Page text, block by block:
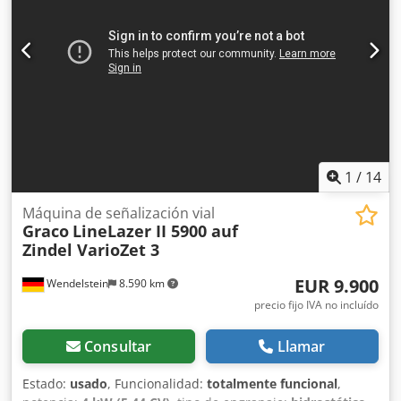
1 / 14
Wendelstein 8.590 km
Máquina de señalización vial
Graco LineLazer II 5900 auf
Zindel VarioZet 3
EUR 9.900
precio fijo IVA no incluído
Consultar Llamar
Estado: usado, Funcionalidad: totalmente funcional,